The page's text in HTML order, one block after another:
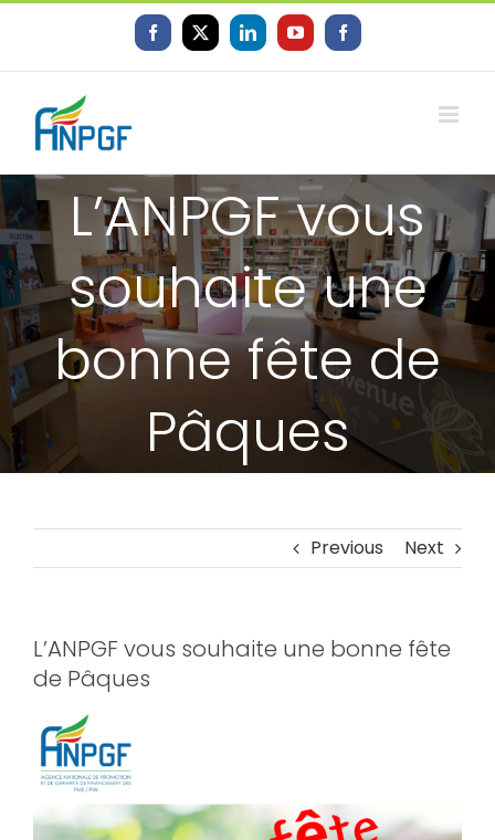
content
Facebook
X LinkedInYouTubeFacebook
L’ANPGF vous
souhaite une
bonne fête de
Pâques
Previous Next
L’ANPGF vous souhaite une bonne fête
de Pâques
View
Larger
Image